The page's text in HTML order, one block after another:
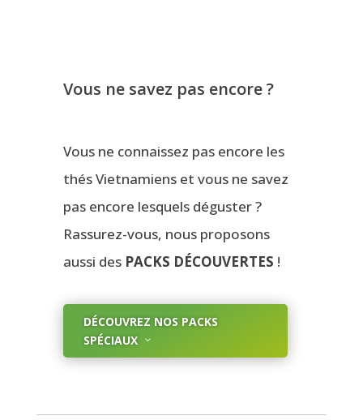
Vous ne savez pas encore ?
Vous ne connaissez pas encore les
thés Vietnamiens et vous ne savez
pas encore lesquels déguster ?
Rassurez-vous, nous proposons
aussi des PACKS DÉCOUVERTES !
DÉCOUVREZ NOS PACKS
SPÉCIAUX